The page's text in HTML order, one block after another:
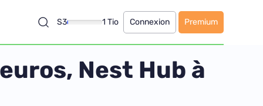
S3 1 Tio Connexion Premium
Nest Hub à